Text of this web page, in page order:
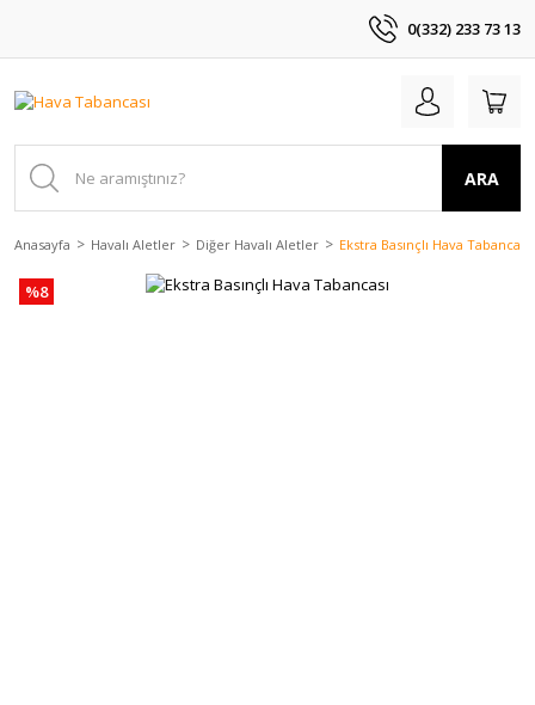
0(332) 233 73 13
ARA
Anasayfa Havalı Aletler Diğer Havalı Aletler Ekstra Basınçlı Hava Tabancası
%8